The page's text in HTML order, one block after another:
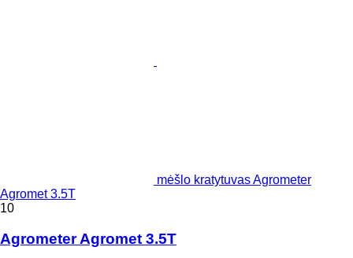
mėšlo kratytuvas Agrometer
Agromet 3.5T
10
Agrometer Agromet 3.5T